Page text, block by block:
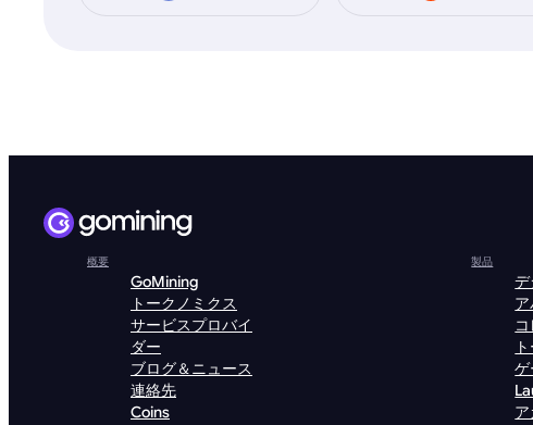
概要
GoMining
トークノミクス
サービスプロバイ
ダー
ブログ＆ニュース
連絡先
Coins
製品
ゲ